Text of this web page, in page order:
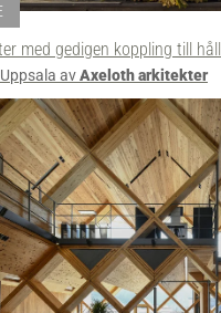
med gedigen koppling till
avAxeloth arkitekter